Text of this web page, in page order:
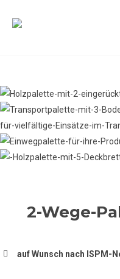
2-Wege-
auf Wunsch nach ISPM-